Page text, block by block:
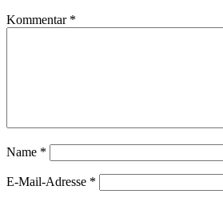
Kommentar *
Name *
E-Mail-Adresse *